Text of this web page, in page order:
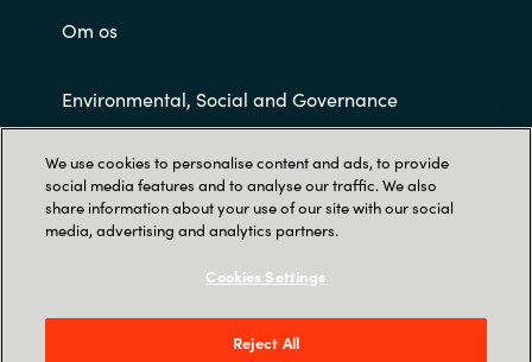
Switzerland
Ukraine
United States
Om os
Environmental, Social and Governance
Customer Terms and Conditions
We use cookies to personalise content and ads, to provide
social media features and to analyse our traffic. We also
share information about your use of our site with our social
media, advertising and analytics partners.
Cookies Settings
Reject All